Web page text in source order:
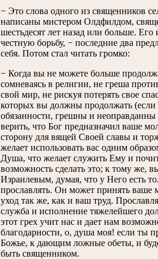
− Это слова одного из священников
написаны мистером Олдфилдом,
шестьдесят лет назад или больше.
честную борьбу, − последние два
себя. Потом стал читать громко:
− Когда вы не можете больше
сомневаясь в религии, не греша
свой мир, не рискуя потерять свое
которых вы должны продолжать (если
обязанности, грешны и
верить, что Бог предназначил ваше
сторону для вящей Своей славы и
желает использовать вас одним
Душа, что желает служить Ему и
возможность сделать это; к тому же,
Израилевым, думая, что у Него есть
прославлять. Он может принять
уход так же, как и ваш труд.
служба и исполнение тяжелейшего
этот грех учит нас и дает нам
благодарности, о, душа моя! если
Божье, к дающим ложные обеты, и
быть священником.